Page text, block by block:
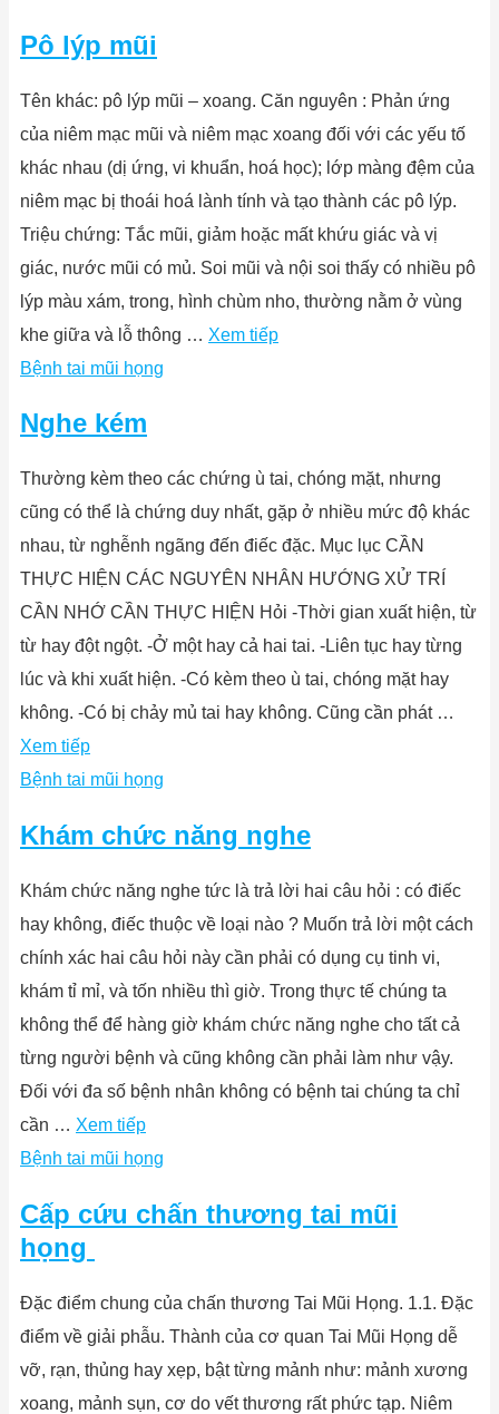
Pô lýp mũi
Tên khác: pô lýp mũi – xoang. Căn nguyên : Phản ứng
của niêm mạc mũi và niêm mạc xoang đối với các yếu tố
khác nhau (dị ứng, vi khuẩn, hoá học); lớp màng đệm của
niêm mạc bị thoái hoá lành tính và tạo thành các pô lýp.
Triệu chứng: Tắc mũi, giảm hoặc mất khứu giác và vị
giác, nước mũi có mủ. Soi mũi và nội soi thấy có nhiều pô
lýp màu xám, trong, hình chùm nho, thường nằm ở vùng
khe giữa và lỗ thông … Xem tiếp
Bệnh tai mũi họng
Nghe kém
Thường kèm theo các chứng ù tai, chóng mặt, nhưng
cũng có thể là chứng duy nhất, gặp ở nhiều mức độ khác
nhau, từ nghễnh ngãng đến điếc đặc. Mục lục CẦN
THỰC HIỆN CÁC NGUYÊN NHÂN HƯỚNG XỬ TRÍ
CẦN NHỚ CẦN THỰC HIỆN Hỏi -Thời gian xuất hiện, từ
từ hay đột ngột. -Ở một hay cả hai tai. -Liên tục hay từng
lúc và khi xuất hiện. -Có kèm theo ù tai, chóng mặt hay
không. -Có bị chảy mủ tai hay không. Cũng cần phát …
Xem tiếp
Bệnh tai mũi họng
Khám chức năng nghe
Khám chức năng nghe tức là trả lời hai câu hỏi : có điếc
hay không, điếc thuộc về loại nào ? Muốn trả lời một cách
chính xác hai câu hỏi này cần phải có dụng cụ tinh vi,
khám tỉ mỉ, và tốn nhiều thì giờ. Trong thực tế chúng ta
không thể để hàng giờ khám chức năng nghe cho tất cả
từng người bệnh và cũng không cần phải làm như vậy.
Đối với đa số bệnh nhân không có bệnh tai chúng ta chỉ
cần … Xem tiếp
Bệnh tai mũi họng
Cấp cứu chấn thương tai mũi
họng
Đặc điểm chung của chấn thương Tai Mũi Họng. 1.1. Đặc
điểm về giải phẫu. Thành của cơ quan Tai Mũi Họng dễ
vỡ, rạn, thủng hay xẹp, bật từng mảnh như: mảnh xương
xoang, mảnh sụn, cơ do vết thương rất phức tạp. Niêm